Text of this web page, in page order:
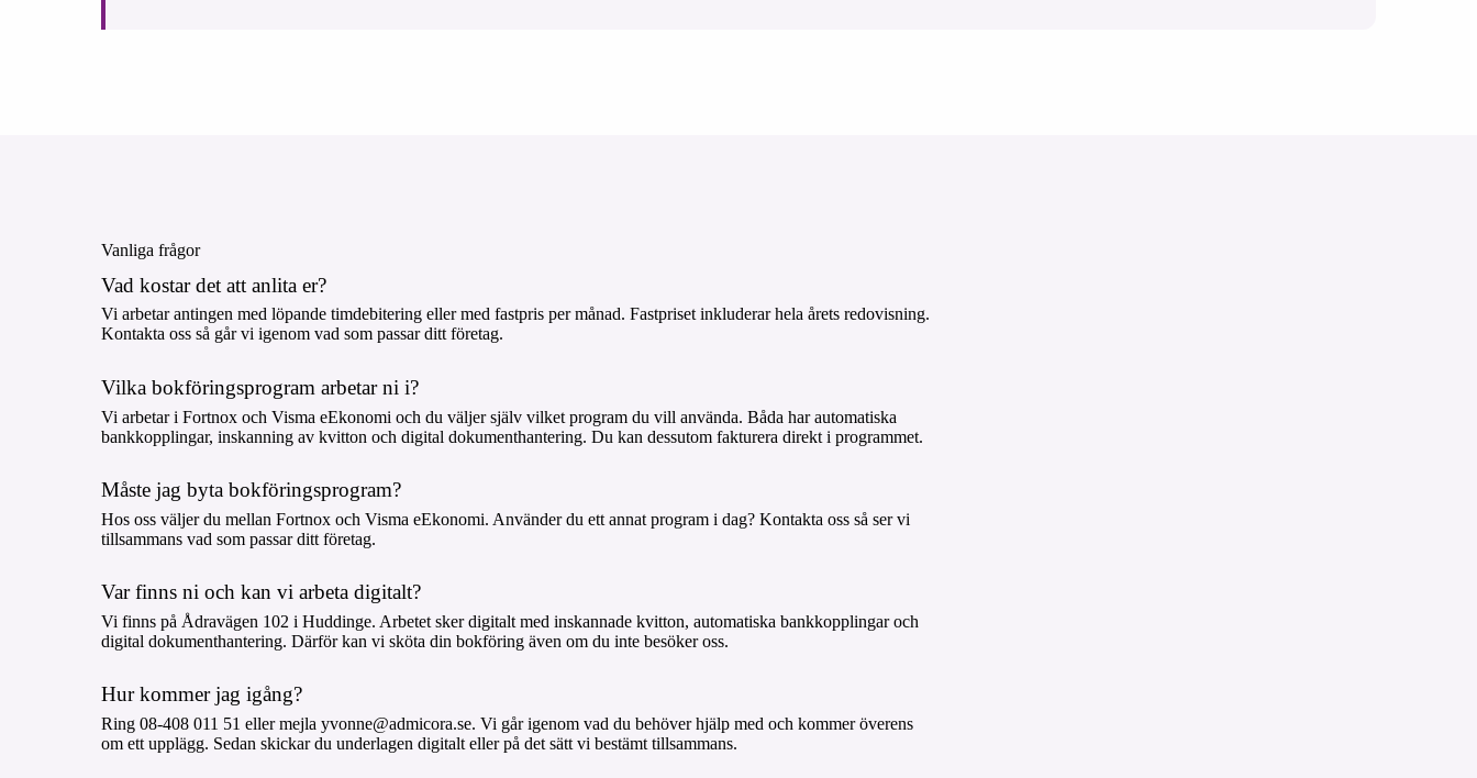
Vanliga frågor
Vad kostar det att anlita er?
Vi arbetar antingen med löpande timdebitering eller med fastpris per månad. Fastpriset inkluderar hela årets redovisning.
Kontakta oss så går vi igenom vad som passar ditt företag.
Vilka bokföringsprogram arbetar ni i?
Vi arbetar i Fortnox och Visma eEkonomi och du väljer själv vilket program du vill använda. Båda har automatiska
bankkopplingar, inskanning av kvitton och digital dokumenthantering. Du kan dessutom fakturera direkt i programmet.
Måste jag byta bokföringsprogram?
Hos oss väljer du mellan Fortnox och Visma eEkonomi. Använder du ett annat program i dag? Kontakta oss så ser vi
tillsammans vad som passar ditt företag.
Var finns ni och kan vi arbeta digitalt?
Vi finns på Ådravägen 102 i Huddinge. Arbetet sker digitalt med inskannade kvitton, automatiska bankkopplingar och
digital dokumenthantering. Därför kan vi sköta din bokföring även om du inte besöker oss.
Hur kommer jag igång?
Ring 08-408 011 51 eller mejla yvonne@admicora.se. Vi går igenom vad du behöver hjälp med och kommer överens
om ett upplägg. Sedan skickar du underlagen digitalt eller på det sätt vi bestämt tillsammans.